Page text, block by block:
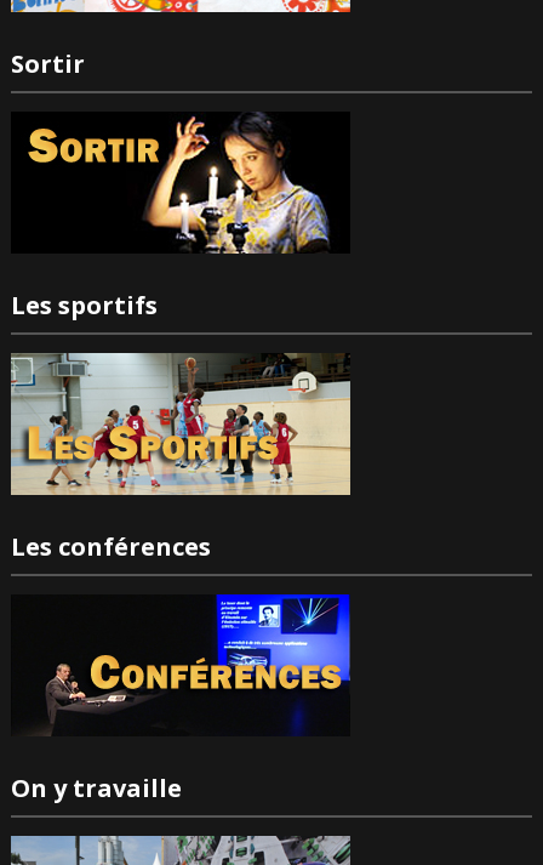
Sortir
Les sportifs
Les conférences
On y travaille